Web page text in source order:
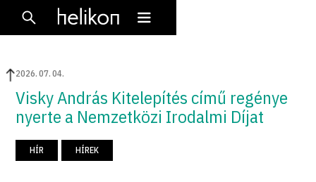
2026.07.04.
Visky András Kitelepítés című regénye
nyerte a Nemzetközi Irodalmi Díjat
HÍR HÍREK